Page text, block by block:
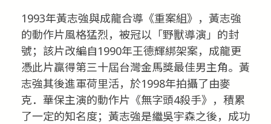
1993年黃志強與成龍合導《重案組》，黃志強
的動作片風格猛烈，被冠以「野獸導演」的封
號；該片改編自1990年王德輝綁架案，成龍更
憑此片贏得第三十屆台灣金馬獎最佳男主角。黃
志強其後進軍荷里活，於1998年拍攝了由麥
克．華保主演的動作片《無字頭4殺手》，積累
了一定的知名度；黃志強是繼吳宇森之後，成功